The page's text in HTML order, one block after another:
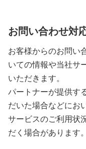
お問い合わせ対
お客様からのお問い
いての情報や当社サ
いただきます。
パートナーが提供す
だいた場合などにお
サービスのご利用状
だく場合があります。